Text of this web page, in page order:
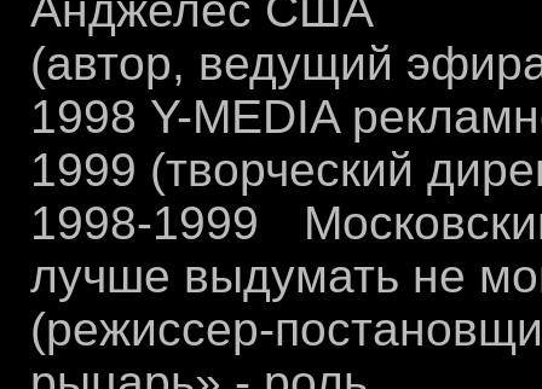
(автор, ведущий
1998 Y-МEDIA
1999 (творческий
1998-1999
лучше выдумать не
(режиссер-